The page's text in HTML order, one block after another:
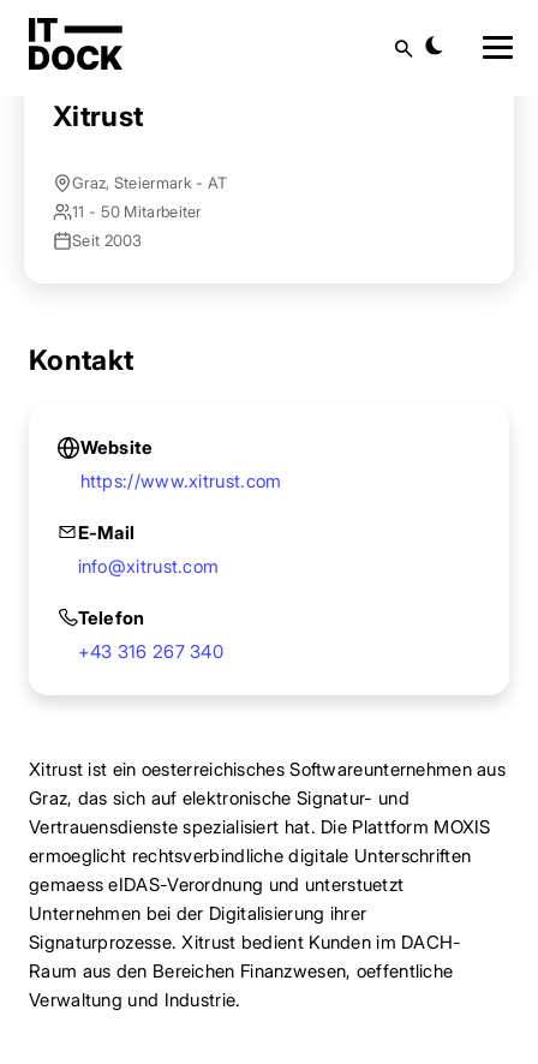
Startseite Anbieter finden
Xitrust
Graz, Steiermark - AT
11 - 50 Mitarbeiter
Seit 2003
Kontakt
Website
https://www.xitrust.com
E-Mail
info@xitrust.com
Telefon
+43 316 267 340
Xitrust ist ein oesterreichisches Softwareunternehmen aus
Graz, das sich auf elektronische Signatur- und
Vertrauensdienste spezialisiert hat. Die Plattform MOXIS
ermoeglicht rechtsverbindliche digitale Unterschriften
gemaess eIDAS-Verordnung und unterstuetzt
Unternehmen bei der Digitalisierung ihrer
Signaturprozesse. Xitrust bedient Kunden im DACH-
Raum aus den Bereichen Finanzwesen, oeffentliche
Verwaltung und Industrie.